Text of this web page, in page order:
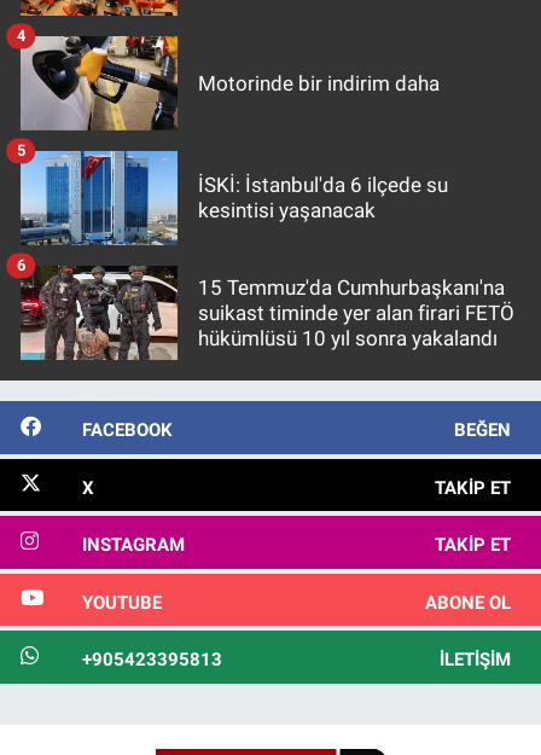
Motorinde bir indirim daha
4
İSKİ: İstanbul'da 6 ilçede su
kesintisi yaşanacak
5
15 Temmuz'da Cumhurbaşkanı'na
suikast timinde yer alan firari FETÖ
hükümlüsü 10 yıl sonra yakalandı
6
FACEBOOK BEĞEN
X TAKIP ET
INSTAGRAM TAKIP ET
YOUTUBE ABONE OL
+905423395813 İLETIŞIM